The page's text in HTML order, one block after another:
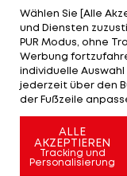
Staffel in
Zugunsten der
vormalige
den Draft aus.
für drei Jahre
hat.
Mehr
Wählen Sie [Alle
und Diensten
PUR Modus, ohne
Werbung
individuelle
jederzeit über den
der Fußzeile
ALLE
AKZEPTIEREN
Tracking und
Personalisierung